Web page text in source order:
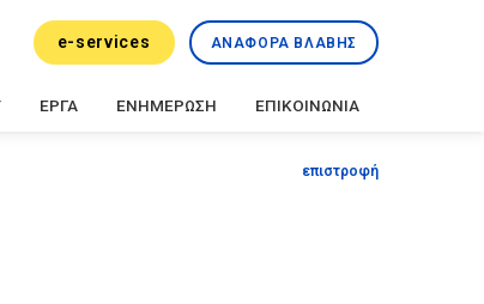
e-services ΑΝΑΦΟΡΑ ΒΛΑΒΗΣ
ΕΡΓΑ ΕΝΗΜΕΡΩΣΗ ΕΠΙΚΟΙΝΩΝΙΑ
επιστροφή